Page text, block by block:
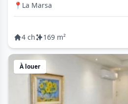
📍 La Marsa
4 ch 169 m²
À louer